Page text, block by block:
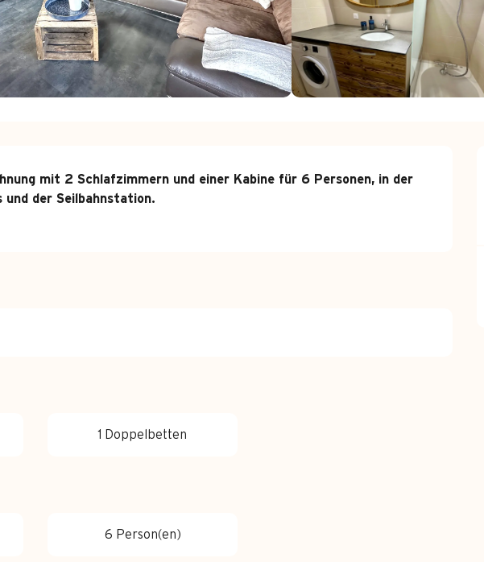
mit 2 Schlafzimmern und einer Kabine für 6 Personen, in der
und der Seilbahnstation.
1 Doppelbetten
6 Person(en)